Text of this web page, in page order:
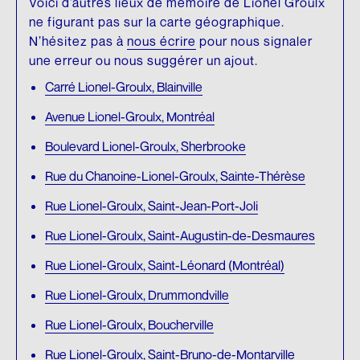
ne figurant pas sur la carte géographique.
N’hésitez pas à nous écrire pour nous signaler
une erreur ou nous suggérer un ajout.
Carré Lionel-Groulx, Blainville
Avenue Lionel-Groulx, Montréal
Boulevard Lionel-Groulx, Sherbrooke
Rue du Chanoine-Lionel-Groulx, Sainte-Thérèse
Rue Lionel-Groulx, Saint-Jean-Port-Joli
Rue Lionel-Groulx, Saint-Augustin-de-Desmaures
Rue Lionel-Groulx, Saint-Léonard (Montréal)
Rue Lionel-Groulx, Drummondville
Rue Lionel-Groulx, Boucherville
Rue Lionel-Groulx, Saint-Bruno-de-Montarville